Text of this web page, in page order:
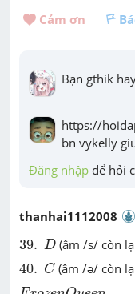
Cảm ơn
Bạn gthik
https://
bn vykelly
Đăng nhập để hỏi
thanhai1112008
39.
39 D
D (âm /s/ còn
40.
40 C
C(âm /ə/ còn
FrozenQueen